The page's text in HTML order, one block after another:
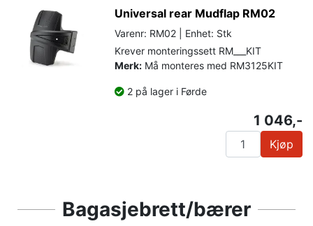
Universal rear Mudflap RM02
Varenr: RM02 | Enhet: Stk
Krever monteringssett RM___KIT
Merk: Må monteres med RM3125KIT
2 på lager i Førde
1 046,-
Kjøp
Bagasjebrett/bærer